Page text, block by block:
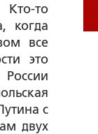
то
когда
все
это
с
двух